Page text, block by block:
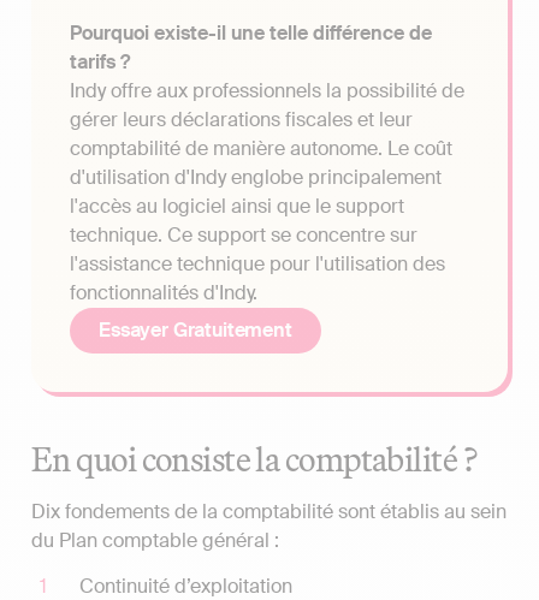
Pourquoi existe-il une telle différence de
tarifs ?
Indy offre aux professionnels la possibilité de
gérer leurs déclarations fiscales et leur
comptabilité de manière autonome. Le coût
d'utilisation d'Indy englobe principalement
l'accès au logiciel ainsi que le support
technique. Ce support se concentre sur
l'assistance technique pour l'utilisation des
fonctionnalités d'Indy.
Essayer Gratuitement
En quoi consiste la comptabilité ?
Dix fondements de la comptabilité sont établis au sein
du Plan comptable général :
Continuité d’exploitation